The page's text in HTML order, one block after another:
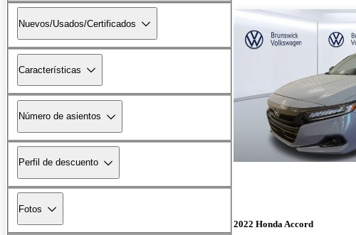
Nuevos/Usados/Certificados
Características
Número de asientos
Perfil de descuento
Fotos
2022 Honda Accord